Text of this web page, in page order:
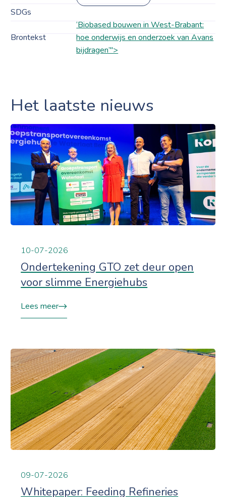
SDGs
Brontekst
‘Biobased bouwen in West-Brabant:
hoe onderwijs en onderzoek van Avans
bijdragen’">
Het laatste nieuws
10-07-2026
Ondertekening GTO zet deur open
voor slimme Energiehubs
Lees meer
09-07-2026
Whitepaper: Feeding Refineries